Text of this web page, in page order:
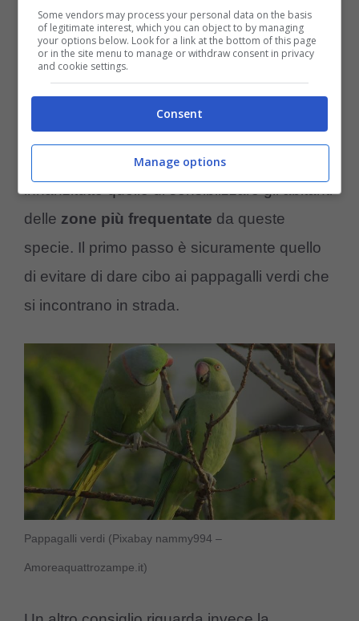
recente in Australia, riguardantela pioggia
di pappagalli arcobaleno, per risolvere
questo problema connesso all’affollamento di
pappagalli verdi nella penisola, e ridurre –
così – i danni alle coltivazioni, ai vigneti e
ridurre l’inquinamento acustico, vi sarebbe
innanzitutto quello di sensibilzzare gli abitanti
delle zone più frequentate da queste
specie. Il primo passo è sicuramente quello
di evitare di dare cibo ai pappagalli verdi che
si incontrano in strada.
Pappagalli verdi (Pixabay nammy994 –
Amoreaquattrozampe.it)
Some vendors may process your personal data on the basis
of legitimate interest, which you can object to by managing
your options below. Look for a link at the bottom of this page
or in the site menu to manage or withdraw consent in privacy
and cookie settings.
Consent
Manage options